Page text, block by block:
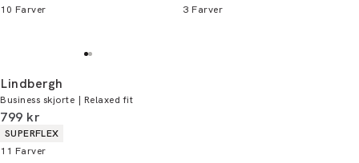
10 Farver 3 Farver
Lindbergh
Business skjorte | Relaxed fit
I alt (inkl. rabat)
799 kr
Produkt egenskaber
SUPERFLEX
11 Farver